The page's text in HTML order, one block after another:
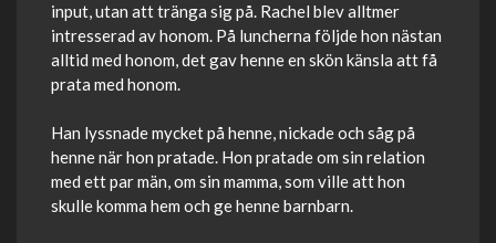
input, utan att tränga sig på. Rachel blev alltmer
intresserad av honom. På luncherna följde hon nästan
alltid med honom, det gav henne en skön känsla att få
prata med honom.
Han lyssnade mycket på henne, nickade och såg på
henne när hon pratade. Hon pratade om sin relation
med ett par män, om sin mamma, som ville att hon
skulle komma hem och ge henne barnbarn.